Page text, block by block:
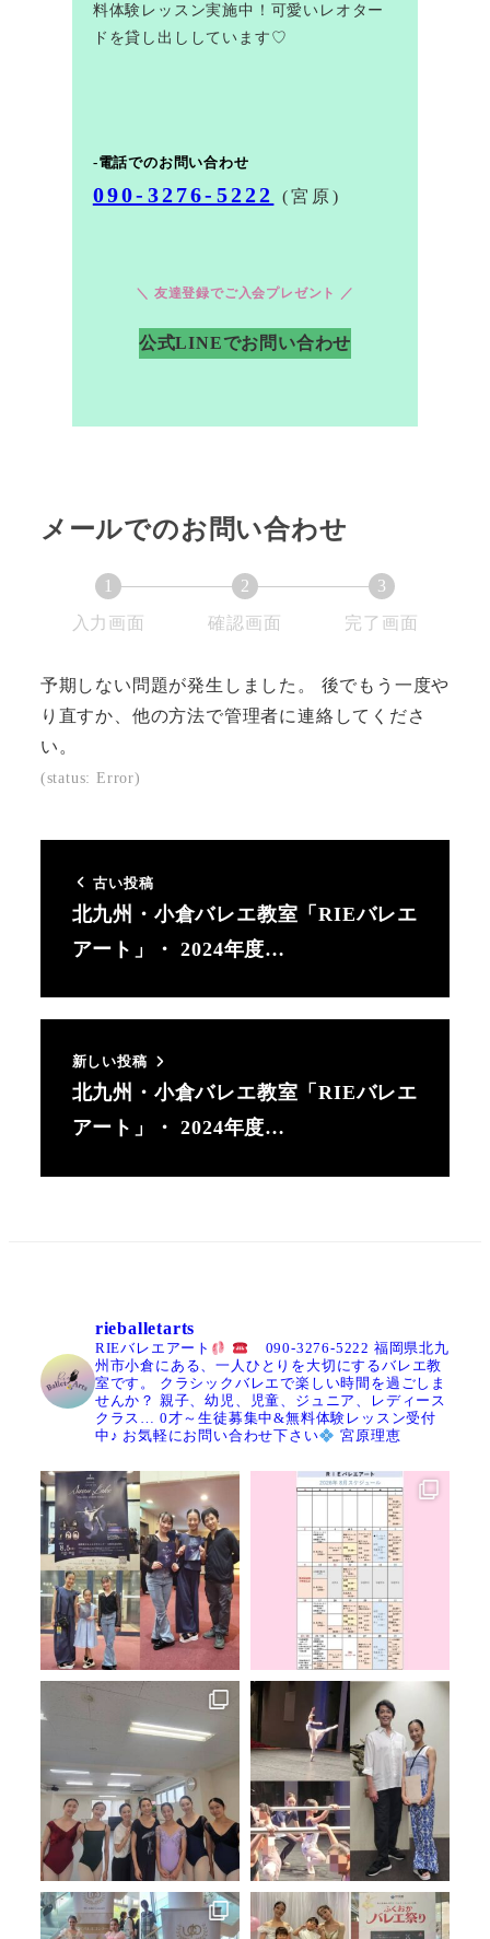
料体験レッスン実施中！可愛いレオター
ドを貸し出ししています♡
-電話でのお問い合わせ
090-3276-5222 (宮原)
＼ 友達登録でご入会プレゼント ／
公式LINEでお問い合わせ
メールでのお問い合わせ
1
入力画面
表
示
い
面
2
確認画面
表
示
い
面
で
3
完了画面
表
示
い
予期しない問題が発生しました。 後でもう一度や
り直すか、他の方法で管理者に連絡してくださ
い。
(status: Error)
古い投稿
北九州・小倉バレエ教室「RIEバレエ
アート」・ 2024年度…
新しい投稿
北九州・小倉バレエ教室「RIEバレエ
アート」・ 2024年度…
rieballetarts
RIEバレエアート 090-3276-5222 福岡県北九
州市小倉にある、一人ひとりを大切にするバレエ教
室です。
クラシックバレエで楽しい時間を過ごしま
せんか？ 親子、幼児、児童、ジュニア、レディース
クラス… 0才～生徒募集中&無料体験レッスン受付
中♪ お気軽にお問い合わせ下さい 宮原理恵